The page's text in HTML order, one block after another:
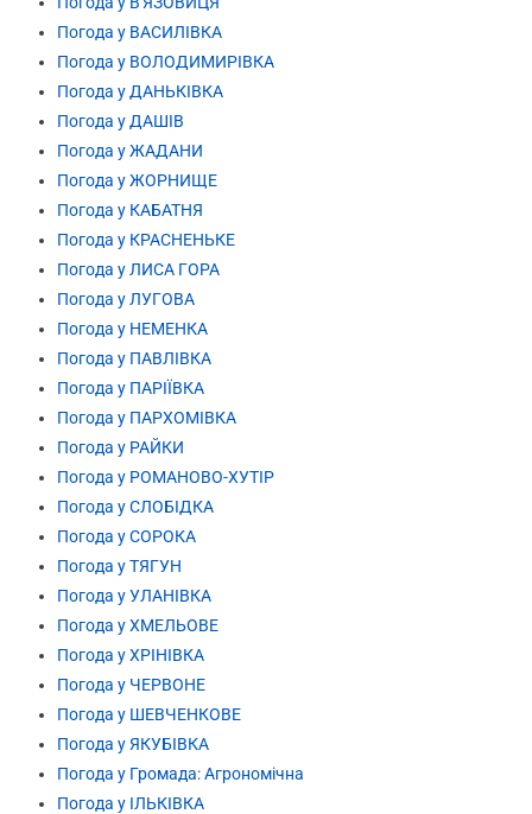
Погода у ВАСИЛІВКА
Погода у ВОЛОДИМИРІВКА
Погода у ДАНЬКІВКА
Погода у ДАШІВ
Погода у ЖАДАНИ
Погода у ЖОРНИЩЕ
Погода у КАБАТНЯ
Погода у КРАСНЕНЬКЕ
Погода у ЛИСА ГОРА
Погода у ЛУГОВА
Погода у НЕМЕНКА
Погода у ПАВЛІВКА
Погода у ПАРІЇВКА
Погода у ПАРХОМІВКА
Погода у РАЙКИ
Погода у РОМАНОВО-ХУТІР
Погода у СЛОБІДКА
Погода у СОРОКА
Погода у ТЯГУН
Погода у УЛАНІВКА
Погода у ХМЕЛЬОВЕ
Погода у ХРІНІВКА
Погода у ЧЕРВОНЕ
Погода у ШЕВЧЕНКОВЕ
Погода у ЯКУБІВКА
Погода у Громада: Агрономічна
Погода у ІЛЬКІВКА